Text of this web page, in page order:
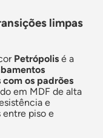
limpas
Petrópolis é a
os padrões
em MDF de alta
e
entre piso e